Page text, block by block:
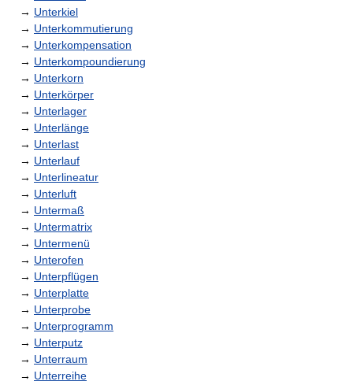
→ Unterkiel
→ Unterkommutierung
→ Unterkompensation
→ Unterkompoundierung
→ Unterkorn
→ Unterkörper
→ Unterlager
→ Unterlänge
→ Unterlast
→ Unterlauf
→ Unterlineatur
→ Unterluft
→ Untermaß
→ Untermatrix
→ Untermenü
→ Unterofen
→ Unterpflügen
→ Unterplatte
→ Unterprobe
→ Unterprogramm
→ Unterputz
→ Unterraum
→ Unterreihe